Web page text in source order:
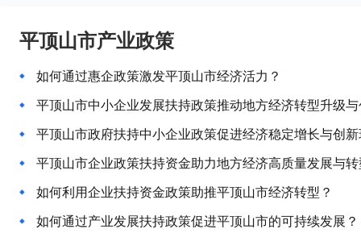
平顶山市产业政策
如何通过惠企政策激发平顶山市经济活力？
平顶山市中小企业发展扶持政策推动地方经济转型升级
平顶山市政府扶持中小企业政策促进经济稳定增长与创
平顶山市企业政策扶持资金助力地方经济高质量发展与
如何利用企业扶持资金政策助推平顶山市经济转型？
如何通过产业发展扶持政策促进平顶山市的可持续发展？